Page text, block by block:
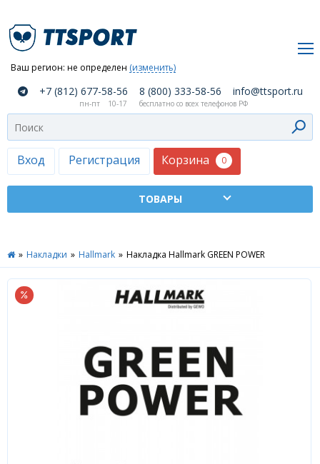
Ваш регион: не определен (изменить)
Вход Регистрация Корзина 0
компании
Как
сделать
заказ
Оплата
доставка
Москва
Дилеры
+7 (812) 677-58-56 8 (800) 333-58-56 info@ttsport.ru
пн-пт 10-17 бесплатно со всех телефонов РФ
» Накладки » Hallmark » Накладка Hallmark GREEN POWER